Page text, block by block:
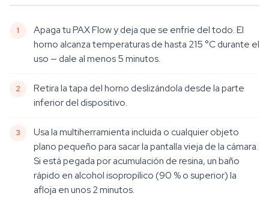
Apaga tu PAX Flow y deja que se enfríe del todo. El
horno alcanza temperaturas de hasta 215 °C durante el
uso — dale al menos 5 minutos.
Retira la tapa del horno deslizándola desde la parte
inferior del dispositivo.
Usa la multiherramienta incluida o cualquier objeto
plano pequeño para sacar la pantalla vieja de la cámara.
Si está pegada por acumulación de resina, un baño
rápido en alcohol isopropílico (90 % o superior) la
afloja en unos 2 minutos.